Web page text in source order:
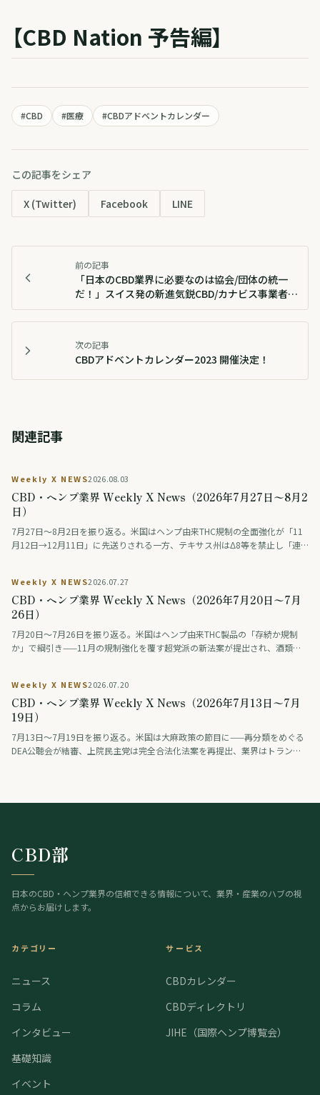
【CBD Nation 予告編】
#CBD #医療 #CBDアドベントカレンダー
この記事をシェア
X (Twitter) Facebook LINE
前の記事
「日本のCBD業界に必要なのは協会/団体の統一
だ！」スイス発の新進気鋭CBD/カナビス事業者,
本社CEO & 日本代表にインタビュー
次の記事
CBDアドベントカレンダー2023 開催決定！
関連記事
Weekly X NEWS2026.08.03
CBD・ヘンプ業界 Weekly X News（2026年7月27日〜8月2
日）
7月27日〜8月2日を振り返る。米国はヘンプ由来THC規制の全面強化が「11
月12日→12月11日」に先送りされる一方、テキサス州はΔ8等を禁止し「連
大麻・ヘンプ入り食品の広告を規制。日本では薬物をめぐる議論番組の後編
が話題になった。
Weekly X NEWS2026.07.27
CBD・ヘンプ業界 Weekly X News（2026年7月20日〜7月
26日）
7月20日〜7月26日を振り返る。米国はヘンプ由来THC製品の「存続か規制
か」で綱引き——11月の規制強化を覆す超党派の新法案が提出され、酒類業
究段階）。アジアではタイが、医療・健康目的に限り娯楽利用は認めない新
しい大麻規制法案を保健大臣に提出。日本では「大麻解禁は救いか破滅か」
を賛否の論者が議論する番組が話題となった。
Weekly X NEWS2026.07.20
CBD・ヘンプ業界 Weekly X News（2026年7月13日〜7月
19日）
7月13日〜7月19日を振り返る。米国は大麻政策の節目に——再分類をめぐる
DEA公聴会が結審、上院民主党は完全合法化法案を再提出、業界はトランプ
の医療大麻市場が動き出した。
CBD部
日本のCBD・ヘンプ業界の信頼できる情報について、業界・産業のハブの視
点からお届けします。
カテゴリー
ニュース
コラム
インタビュー
基礎知識
イベント
サービス
CBDカレンダー
CBDディレクトリ
JIHE（国際ヘンプ博覧会）